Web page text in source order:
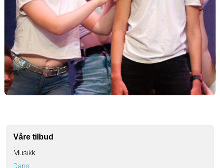
Våre tilbud
Musikk
Dans